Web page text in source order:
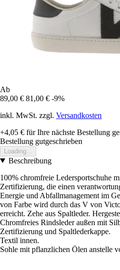
Ab
89,00 € 81,00 € -9%
inkl. MwSt. zzgl. Versandkosten
+4,05 € für Ihre nächste Bestellung
Bestellung gutgeschrieben
Loading...
Beschreibung
100% chromfreie Ledersportschuhe
Zertifizierung, die einen
Energie und Abfallmanagement im
von Farbe wird durch das V von
erreicht. Zehe aus Spaltleder.
Chromfreies Rindsleder außen mit
Zertifizierung und Spaltlederkappe.
Textil innen.
Sohle mit pflanzlichen Ölen anstelle